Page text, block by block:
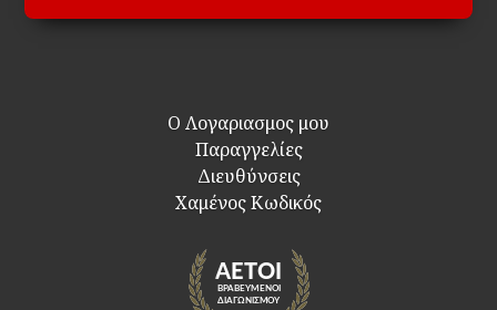
Ο Λογαριασμος μου
Παραγγελίες
Διευθύνσεις
Χαμένος Κωδικός